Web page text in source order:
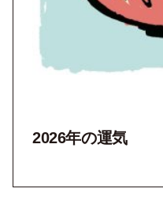
2026年の運気